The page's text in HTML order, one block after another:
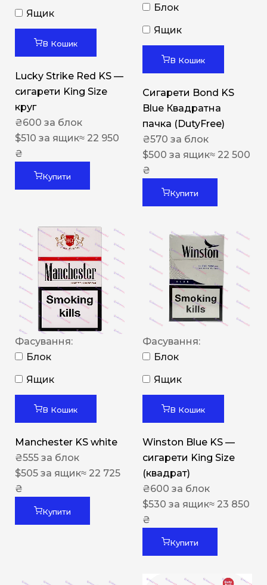
Ящик
В Кошик
Lucky Strike Red KS —
сигарети King Size
круг
₴600 за блок
$510 за ящик≈ 22 950
₴
Купити
Блок
Ящик
В Кошик
Сигарети Bond KS
Blue Квадратна
пачка (DutyFree)
₴570 за блок
$500 за ящик≈ 22 500
₴
Купити
Фасування:
Блок
Ящик
В Кошик
Manchester KS white
₴555 за блок
$505 за ящик≈ 22 725
₴
Купити
Фасування:
Блок
Ящик
В Кошик
Winston Blue KS —
сигарети King Size
(квадрат)
₴600 за блок
$530 за ящик≈ 23 850
₴
Купити